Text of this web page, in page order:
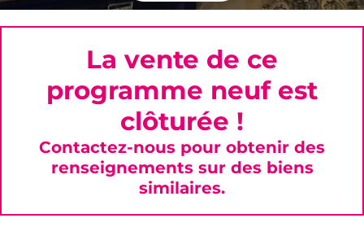
La vente de ce
programme neuf est
clôturée !
Contactez-nous pour obtenir des
renseignements sur des biens
similaires.